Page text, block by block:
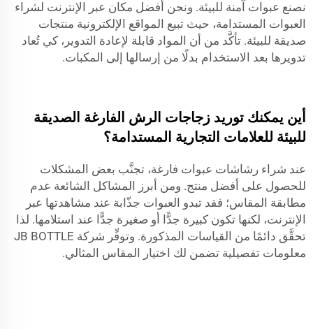
نصنع عبوات آمنة للبيئة. ونحن أفضل مكان عبر الإنترنت لشراء
العبوات المستدامة، حيث تبيع المواقع الإلكترونية منتجات
صديقة للبيئة. تأكَّد من أن المواد قابلة لإعادة التدوير، كي تُعاد
تدويرها بعد الاستخدام بدلًا من إرسالها إلى المكبات.
أين يمكنك توريد زجاجات الرش الفارغة الصديقة
للبيئة للعلامات التجارية المستدامة؟
عند شراء رشاشات عبوات فارغة، تجنَّب بعض المشكلات
للحصول على أفضل منتج. ومن أبرز المشاكل الشائعة عدم
مطابقة المقاس؛ فقد تبدو العبوات جذّابة عند مشاهدتها عبر
الإنترنت، لكنها تكون كبيرة جدًّا أو صغيرة جدًّا عند استلامها. لذا
تحقَّق دائمًا من القياسات المذكورة. وتوفِّر شركة JB BOTTLE
معلومات تفصيلية تضمن لك اختيار المقاس المثالي.